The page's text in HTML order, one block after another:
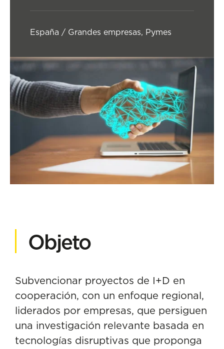
España / Grandes empresas, Pymes
Objeto
Subvencionar proyectos de I+D en
cooperación, con un enfoque regional,
liderados por empresas, que persiguen
una investigación relevante basada en
tecnologías disruptivas que proponga